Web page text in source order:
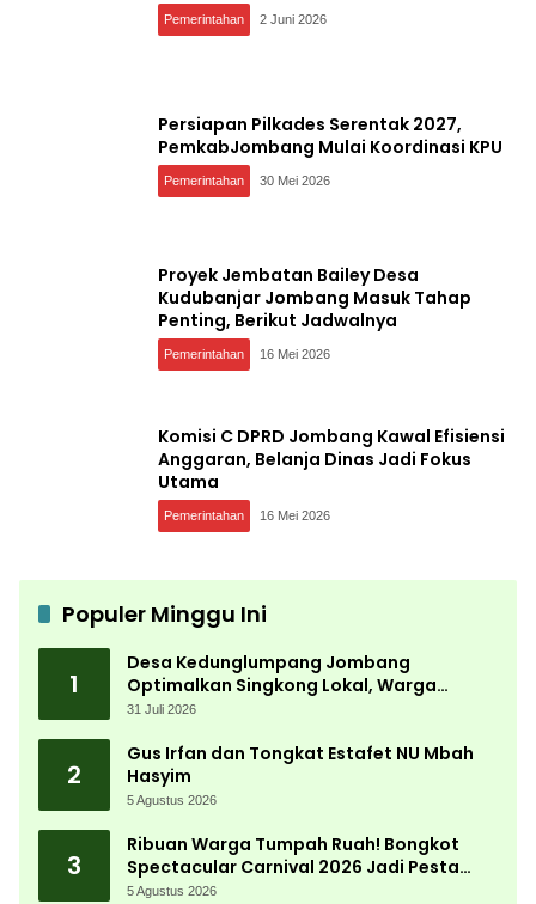
Pemerintahan 2 Juni 2026
Persiapan Pilkades Serentak 2027,
PemkabJombang Mulai Koordinasi KPU
Pemerintahan 30 Mei 2026
Proyek Jembatan Bailey Desa
Kudubanjar Jombang Masuk Tahap
Penting, Berikut Jadwalnya
Pemerintahan 16 Mei 2026
Komisi C DPRD Jombang Kawal Efisiensi
Anggaran, Belanja Dinas Jadi Fokus
Utama
Pemerintahan 16 Mei 2026
Populer Minggu Ini
1
Desa Kedunglumpang Jombang
Optimalkan Singkong Lokal, Warga
Diajari Produksi Tepung Mocaf
31 Juli 2026
2
Gus Irfan dan Tongkat Estafet NU Mbah
Hasyim
5 Agustus 2026
3
Ribuan Warga Tumpah Ruah! Bongkot
Spectacular Carnival 2026 Jadi Pesta
Kemerdekaan Terbesar di Peterongan
5 Agustus 2026